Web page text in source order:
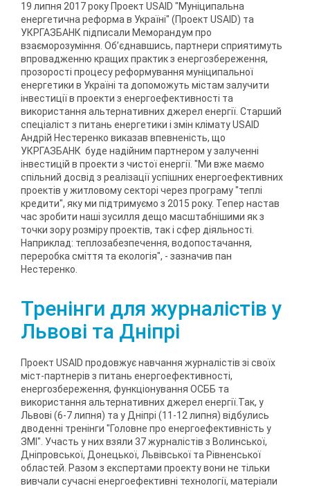
19 липня 2017 року Проект USAID "Муніципальна
енергетична реформа в Україні" (Проект USAID) та
УКРГАЗБАНК підписали Меморандум про
взаєморозуміння. Об’єднавшись, партнери сприятимуть
впровадженню кращих практик з енергозбереження,
прозорості процесу реформування муніципальної
енергетики в Україні та допоможуть містам залучити
інвестиції в проекти з енергоефективності та
використання альтернативних джерел енергії. Старший
спеціаліст з питань енергетики і змін клімату USAID
Андрій Нестеренко виказав впевненість, що
УКРГАЗБАНК буде надійним партнером у залученні
інвестицій в проекти з чистої енергії. "Ми вже маємо
спільний досвід з реалізації успішних енергоефективних
проектів у житловому секторі через програму "теплі
кредити", яку ми підтримуємо з 2015 року. Тепер настав
час зробити наші зусилля дещо масштабнішими як з
точки зору розміру проектів, так і сфер діяльності.
Наприклад: теплозабезпечення, водопостачання,
переробка сміття та екологія", - зазначив пан
Нестеренко.
Тренінги для журналістів у
Львові та Дніпрі
Проект USAID продовжує навчання журналістів зі своїх
міст-партнерів з питань енергоефективності,
енергозбереження, функціонування ОСББ та
використання альтернативних джерел енергії.Так, у
Львові (6-7 липня) та у Дніпрі (11-12 липня) відбулись
дводенні тренінги "Головне про енергоефективність у
ЗМІ". Участь у них взяли 37 журналістів з Волинської,
Дніпровської, Донецької, Львівської та Рівненської
областей. Разом з експертами проекту вони не тільки
вивчали сучасні енергоефективні технології, матеріали